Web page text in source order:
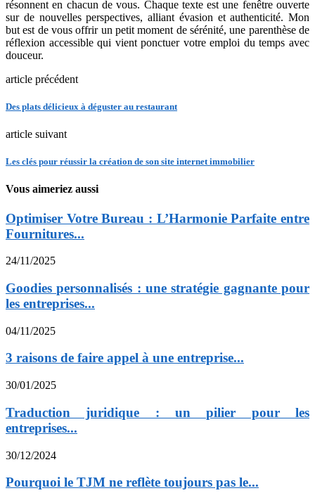
résonnent en chacun de vous. Chaque texte est une fenêtre ouverte
sur de nouvelles perspectives, alliant évasion et authenticité. Mon
but est de vous offrir un petit moment de sérénité, une parenthèse de
réflexion accessible qui vient ponctuer votre emploi du temps avec
douceur.
article précédent
Des plats délicieux à déguster au restaurant
article suivant
Les clés pour réussir la création de son site internet immobilier
Vous aimeriez aussi
Optimiser Votre Bureau : L’Harmonie Parfaite entre
Fournitures...
24/11/2025
Goodies personnalisés : une stratégie gagnante pour
les entreprises...
04/11/2025
3 raisons de faire appel à une entreprise...
30/01/2025
Traduction juridique : un pilier pour les
entreprises...
30/12/2024
Pourquoi le TJM ne reflète toujours pas le...